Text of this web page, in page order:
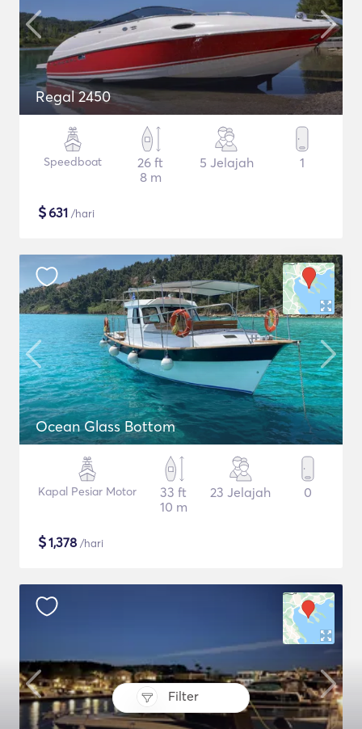
Filter
Regal 2450
Speedboat
26 ft
8 m
5 Jelajah 1
$631 /hari
Ocean Glass Bottom
Kapal Pesiar Motor
33 ft
10 m
23 Jelajah 0
$1,378 /hari